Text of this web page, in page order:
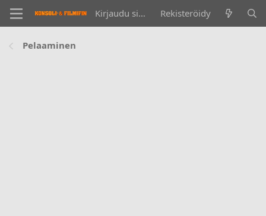
Kirjaudu sisään Rekisteröidy
Pelaaminen